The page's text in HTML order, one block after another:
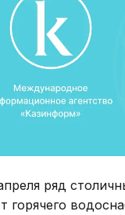
ряд
горячего